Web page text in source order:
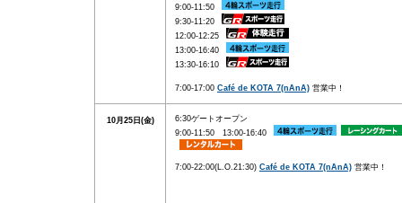
9:00-11:50
9:30-11:20
12:00-12:25
13:00-16:40
13:30-16:10
7:00-17:00 Café de KOTA 7(nAnA) 営業中！
10月25日(金)
6:30ゲートオープン
9:00-11:50 13:00-16:40
7:00-22:00(L.O.21:30) Café de KOTA 7(nAnA) 営業中！